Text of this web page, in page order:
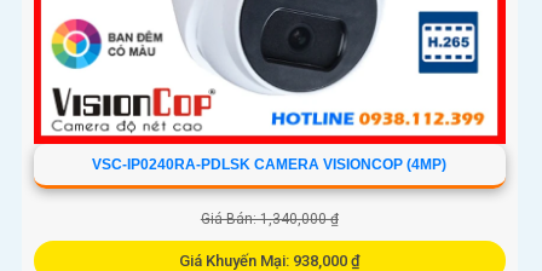
VSC-IP0240RA-PDLSK CAMERA VISIONCOP (4MP)
Giá Bán: 1,340,000 ₫
Giá Khuyến Mại: 938,000 ₫